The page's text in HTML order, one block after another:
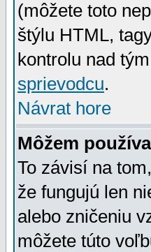
(môžete toto
štýlu HTML,
kontrolu nad
sprievodcu.
Návrat hore
Môžem
To závisí na
že fungujú len
alebo zničeniu
môžete túto